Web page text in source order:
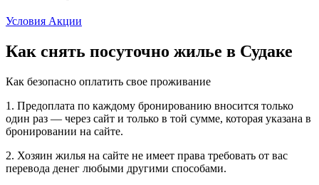
Условия Акции
Как снять посуточно жилье в Судаке
Как безопасно оплатить свое проживание
1. Предоплата по каждому бронированию вносится только
один раз — через сайт и только в той сумме, которая указана в
бронировании на сайте.
2. Хозяин жилья на сайте не имеет права требовать от вас
перевода денег любыми другими способами.